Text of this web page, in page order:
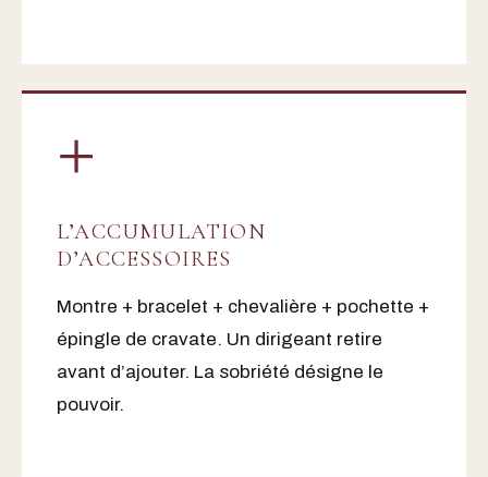
+
L’ACCUMULATION
D’ACCESSOIRES
Montre + bracelet + chevalière + pochette +
épingle de cravate. Un dirigeant retire
avant d’ajouter. La sobriété désigne le
pouvoir.